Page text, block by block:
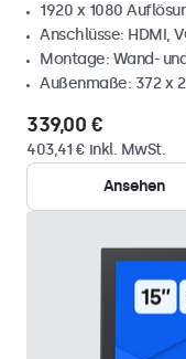
1920 x 1080
Anschlüsse: HDMI,
Montage: Wand-
Außenmaße: 372 x
339,00 €
403,41 € inkl. MwSt.
Ansehen